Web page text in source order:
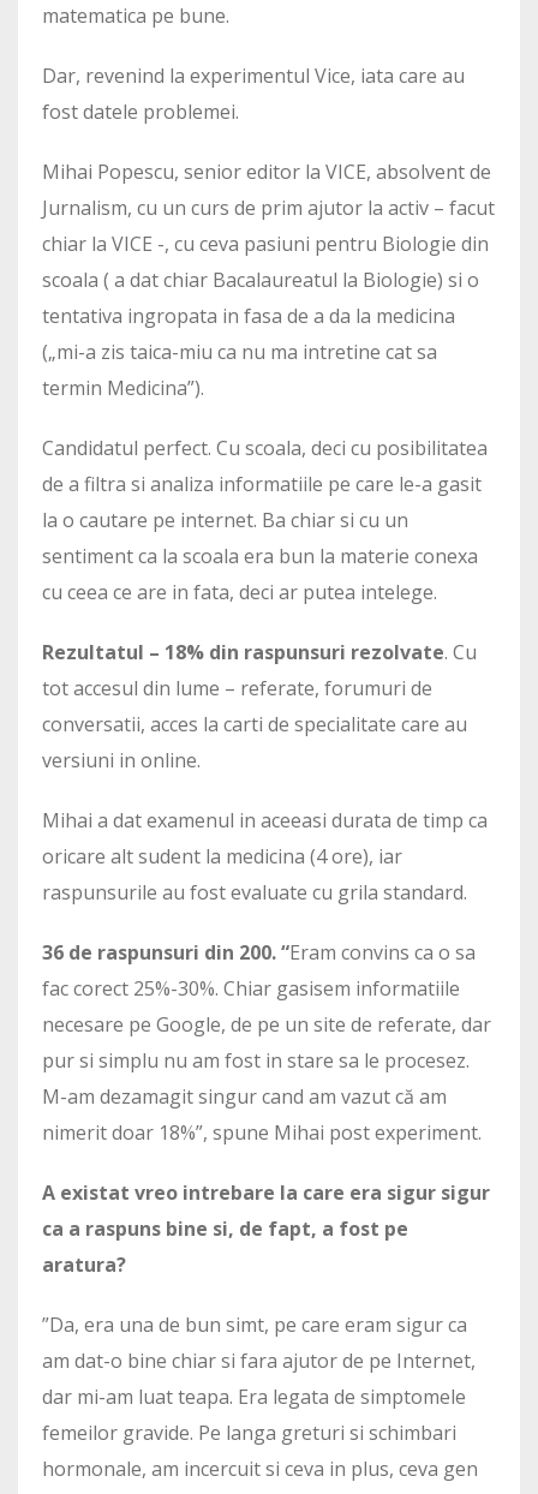
matematica pe bune.
Dar, revenind la experimentul Vice, iata care au
fost datele problemei.
Mihai Popescu, senior editor la VICE, absolvent de
Jurnalism, cu un curs de prim ajutor la activ – facut
chiar la VICE -, cu ceva pasiuni pentru Biologie din
scoala ( a dat chiar Bacalaureatul la Biologie) si o
tentativa ingropata in fasa de a da la medicina
(„mi-a zis taica-miu ca nu ma intretine cat sa
termin Medicina”).
Candidatul perfect. Cu scoala, deci cu posibilitatea
de a filtra si analiza informatiile pe care le-a gasit
la o cautare pe internet. Ba chiar si cu un
sentiment ca la scoala era bun la materie conexa
cu ceea ce are in fata, deci ar putea intelege.
Rezultatul – 18% din raspunsuri rezolvate. Cu
tot accesul din lume – referate, forumuri de
conversatii, acces la carti de specialitate care au
versiuni in online.
Mihai a dat examenul in aceeasi durata de timp ca
oricare alt sudent la medicina (4 ore), iar
raspunsurile au fost evaluate cu grila standard.
36 de raspunsuri din 200. “Eram convins ca o sa
fac corect 25%-30%. Chiar gasisem informatiile
necesare pe Google, de pe un site de referate, dar
pur si simplu nu am fost in stare sa le procesez.
M-am dezamagit singur cand am vazut că am
nimerit doar 18%”, spune Mihai post experiment.
A existat vreo intrebare la care era sigur sigur
ca a raspuns bine si, de fapt, a fost pe
aratura?
”Da, era una de bun simt, pe care eram sigur ca
am dat-o bine chiar si fara ajutor de pe Internet,
dar mi-am luat teapa. Era legata de simptomele
femeilor gravide. Pe langa greturi si schimbari
hormonale, am incercuit si ceva in plus, ceva gen